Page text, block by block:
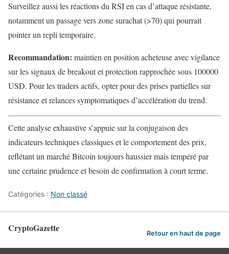
Surveillez aussi les réactions du RSI en cas d’attaque résistante,
notamment un passage vers zone surachat (>70) qui pourrait
pointer un repli temporaire.
Recommandation: maintien en position acheteuse avec vigilance
sur les signaux de breakout et protection rapprochée sous 100000
USD. Pour les traders actifs, opter pour des prises partielles sur
résistance et relances symptomatiques d’accélération du trend.
Cette analyse exhaustive s’appuie sur la conjugaison des
indicateurs techniques classiques et le comportement des prix,
reflétant un marché Bitcoin toujours haussier mais tempéré par
une certaine prudence et besoin de confirmation à court terme.
Catégories : Non classé
CryptoGazette Retour en haut de page